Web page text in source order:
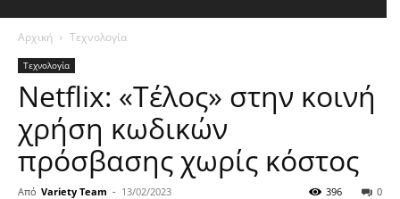
Αρχική Τεχνολογία
Τεχνολογία
Netflix: «Τέλος» στην κοινή
χρήση κωδικών
πρόσβασης χωρίς κόστος
Από Variety Team - 13/02/2023 0
396